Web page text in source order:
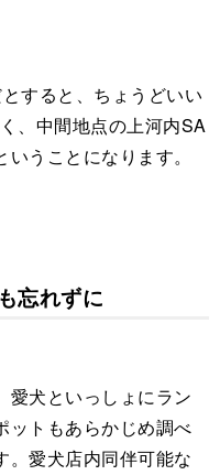
すると、ちょうどいい
、中間地点の上河内SA
うことになります。
忘れずに
愛犬といっしょにラン
ットもあらかじめ調べ
。愛犬店内同伴可能な